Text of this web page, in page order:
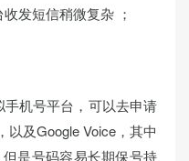
发短信稍微复杂 ；
机号平台，可以去申请
以及Google Voice，其中
是号码容易长期保号持